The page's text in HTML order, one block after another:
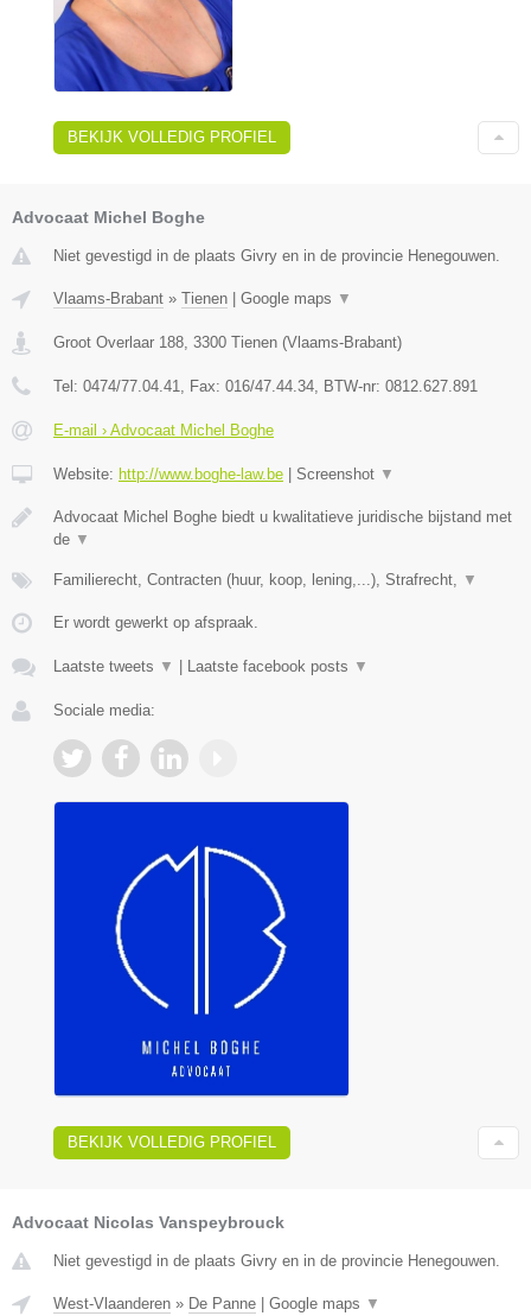
BEKIJK VOLLEDIG PROFIEL
Advocaat Michel Boghe
Niet gevestigd in de plaats Givry en in de provincie Henegouwen.
Vlaams-Brabant » Tienen Google maps ▼
Groot Overlaar 188 3300 Tienen (Vlaams-Brabant)
Tel: 0474/77.04.41 , Fax: 016/47.44.34 , BTW-nr: ​0812.627.891
E-mail › Advocaat Michel Boghe
Website: http://www.boghe-law.be Screenshot ▼
Advocaat Michel Boghe biedt u kwalitatieve juridische bijstand met
de ▼
Familierecht, Contracten (huur, koop, lening,...), Strafrecht, ▼
Er wordt gewerkt op afspraak.
Laatste tweets ▼ Laatste facebook posts ▼
Sociale media:
BEKIJK VOLLEDIG PROFIEL
Advocaat Nicolas Vanspeybrouck
Niet gevestigd in de plaats Givry en in de provincie Henegouwen.
West-Vlaanderen » De Panne Google maps ▼